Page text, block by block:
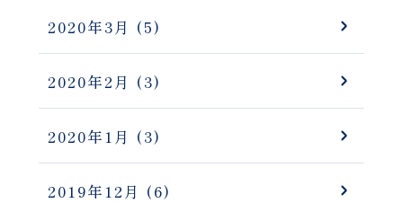
2020年3月 (5)
2020年2月 (3)
2020年1月 (3)
2019年12月 (6)